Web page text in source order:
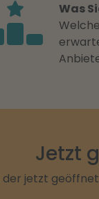
Was
Jetzt
der jetzt